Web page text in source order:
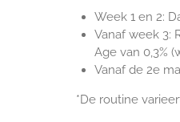
Week 1 en 2:
Vanaf week 3:
Age van 0,3%
Vanaf de 2e
*De routine